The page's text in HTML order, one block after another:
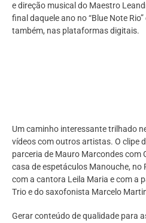
e direção musical do Maestro
final daquele ano no “Blue Note
também, nas plataformas digitais.
Um caminho interessante trilhado
vídeos com outros artistas. O clipe
parceria de Mauro Marcondes com
casa de espetáculos Manouche, no
com a cantora Leila Maria e com a
Trio e do saxofonista Marcelo
Gerar conteúdo de qualidade para